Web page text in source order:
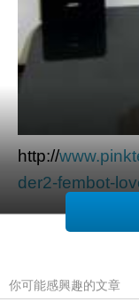
http://
der2-fembot-
幾以年之後應該
你可能感興趣的文章